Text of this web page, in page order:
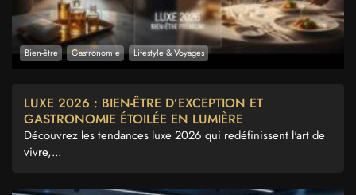
Bien-être Gastronomie Lifestyle & Voyages
LUXE 2026 : BIEN-ÊTRE D’EXCEPTION ET
GASTRONOMIE ÉTOILÉE EN LUMIÈRE
Découvrez les tendances luxe 2026 qui redéfinissent l'art de
vivre,...